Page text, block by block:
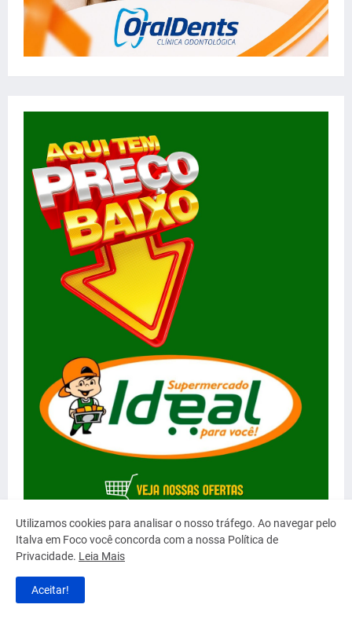
Utilizamos cookies para analisar o nosso tráfego. Ao navegar pelo
Italva em Foco você concorda com a nossa Política de
Privacidade. Leia Mais
Aceitar!